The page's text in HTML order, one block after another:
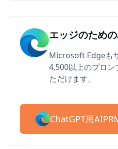
エッジのため
Microsoft Edgeも
4,500以上のプロ
ただけます。
ChatGPT用